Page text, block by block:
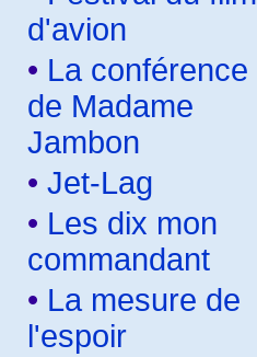
d'avion
• La conférence
de Madame
Jambon
• Jet-Lag
• Les dix mon
commandant
• La mesure de
l'espoir